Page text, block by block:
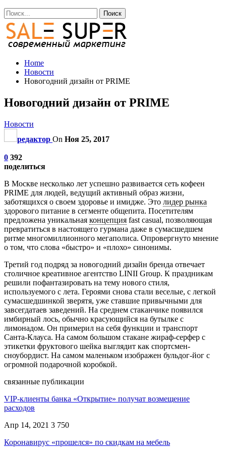
Home
Новости
Новогодний дизайн от PRIME
Новогодний дизайн от PRIME
Новости
редактор On Ноя 25, 2017
0 392
поделиться
В Москве несколько лет успешно развивается сеть кофеен
PRIME для людей, ведущий активный образ жизни,
заботящихся о своем здоровье и имидже. Это лидер рынка
здорового питание в сегменте общепита. Посетителям
предложена уникальная концепция fast casual, позволяющая
превратиться в настоящего гурмана даже в сумасшедшем
ритме многомиллионного мегаполиса. Опровергнуто мнение
о том, что слова «быстро» и «плохо» синонимы.
Третий год подряд за новогодний дизайн бренда отвечает
столичное креативное агентство LINII Group. К праздникам
решили пофантазировать на тему нового стиля,
используемого с лета. Героями снова стали веселые, с легкой
сумасшедшинкой зверятя, уже ставшие привычными для
завсегдатаев заведений. На среднем стаканчике появился
имбирный лось, обычно красующийся на бутылке с
лимонадом. Он примерил на себя функции и транспорт
Санта-Клауса. На самом большом стакане жираф-серфер с
этикетки фруктового шейка выглядит как спортсмен-
сноубордист. На самом маленьком изображен бульдог-йог с
огромной подарочной коробкой.
связанные публикации
VIP-клиенты банка «Открытие» получат возмещение
расходов
Апр 14, 2021 3 750
Коронавирус «прошелся» по скидкам на мебель